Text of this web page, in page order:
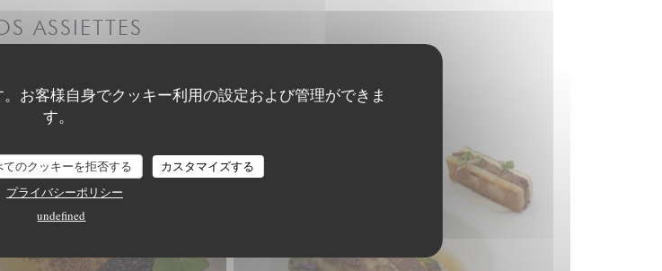
お客様自身でクッキー利用の設定および管理ができま
す。
てのクッキーを拒否する
カスタマイズする
プライバシーポリシー
undefined
ASSIETTES
- TABLE INTIMISTE